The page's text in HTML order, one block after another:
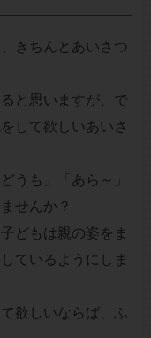
きちんとあいさつ
と思いますが、で
して欲しいあいさ
うも」「あら～」
せんか？
どもは親の姿をま
ているようにしま
欲しいならば、ふ